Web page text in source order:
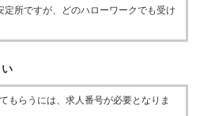
所ですが、どのハローワークでも受け
もらうには、求人番号が必要となりま